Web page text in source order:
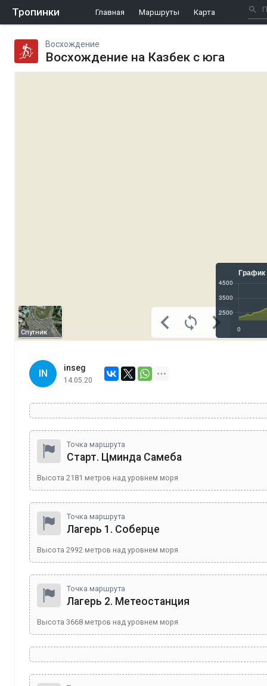
Тропинки Главная Маршруты Карта
Восхождение
Восхождение на Казбек с юга
Спутник
IN
inseg
14.05.20
Точка маршрута
Старт. Цминда Самеба
Высота 2181 метров над уровнем моря
Точка маршрута
Лагерь 1. Соберце
Высота 2992 метров над уровнем моря
Точка маршрута
Лагерь 2. Метеостанция
Высота 3668 метров над уровнем моря